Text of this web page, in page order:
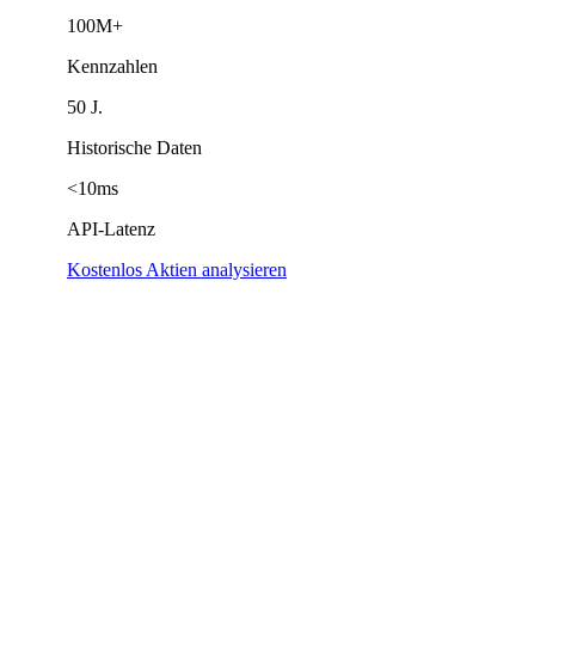
100M+
Kennzahlen
50 J.
Historische Daten
<10ms
API-Latenz
Kostenlos Aktien analysieren